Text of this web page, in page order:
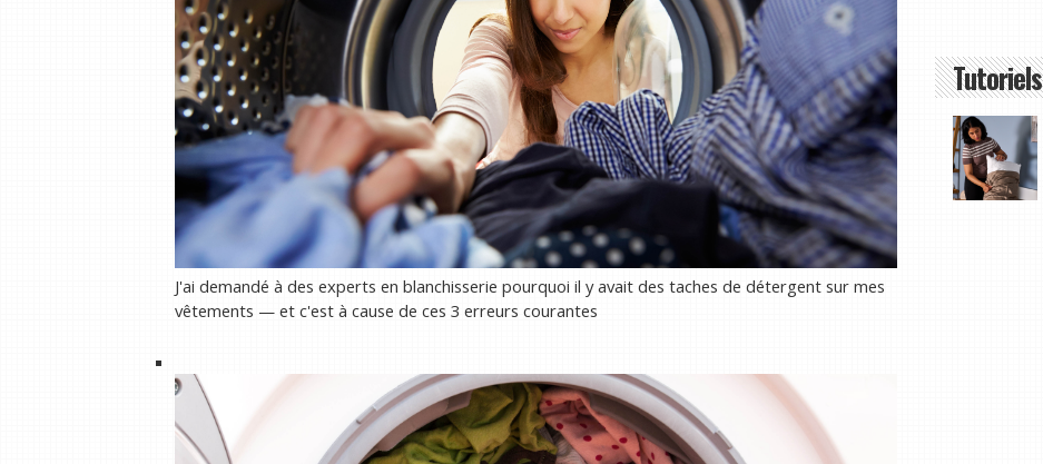
J'ai demandé à des experts en blanchisserie pourquoi il y avait des taches de détergent sur mes
vêtements — et c'est à cause de ces 3 erreurs courantes
Tutoriels